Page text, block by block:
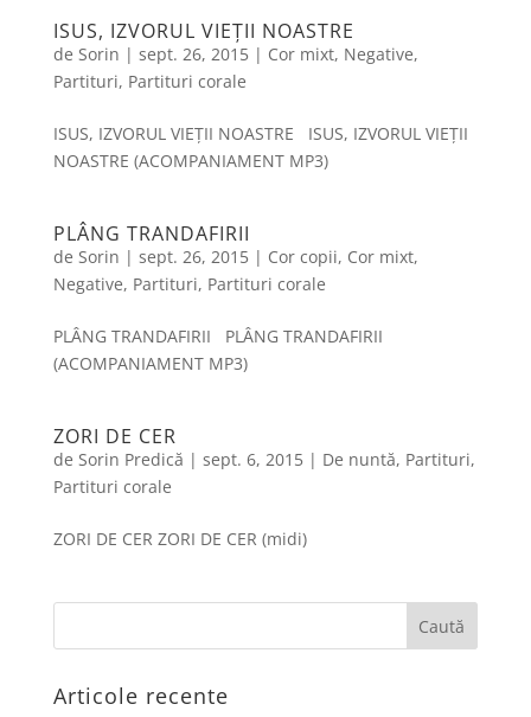
ISUS, IZVORUL VIEȚII NOASTRE
de Sorin | sept. 26, 2015| Cor mixt, Negative,
Partituri, Partituri corale
ISUS, IZVORUL VIEȚII NOASTRE ISUS, IZVORUL VIEȚII
NOASTRE (ACOMPANIAMENT MP3)
PLÂNG TRANDAFIRII
de Sorin | sept. 26, 2015| Cor copii, Cor mixt,
Negative, Partituri, Partituri corale
PLÂNG TRANDAFIRII PLÂNG TRANDAFIRII
(ACOMPANIAMENT MP3)
ZORI DE CER
de Sorin Predică | sept. 6, 2015| De nuntă, Partituri,
Partituri corale
ZORI DE CER ZORI DE CER (midi)
Articole recente